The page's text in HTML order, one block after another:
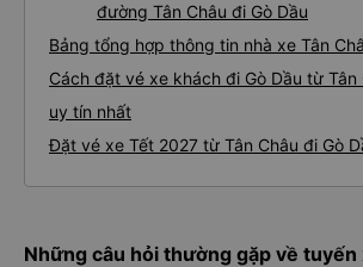
đường Tân Châu đi Gò Dầu
Bảng tổng hợp thông tin nhà xe Tân
Cách đặt vé xe khách đi Gò Dầu từ Tân
uy tín nhất
Đặt vé xe Tết 2027 từ Tân Châu đi Gò
Những câu hỏi thường gặp về tuyến